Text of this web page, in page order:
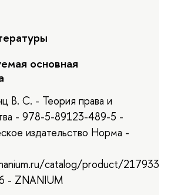
основная
В. С. - Теория права и
- 978-5-89123-489-5 -
издательство Норма -
catalog/product/2179336
- ZNANIUM